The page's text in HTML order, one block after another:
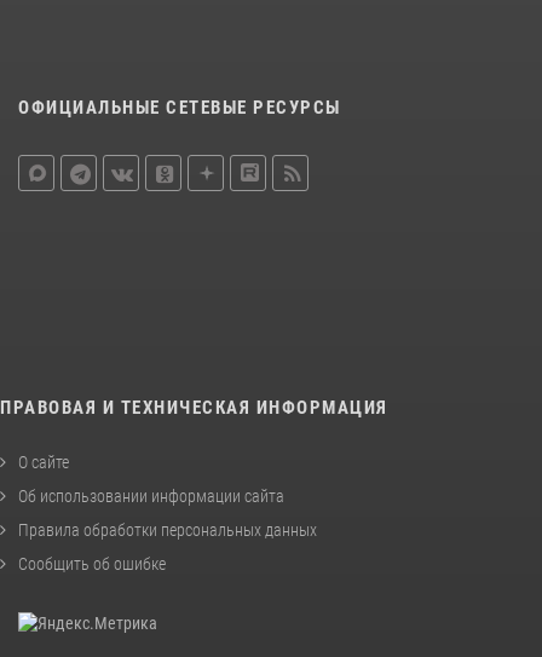
ОФИЦИАЛЬНЫЕ СЕТЕВЫЕ РЕСУРСЫ
ПРАВОВАЯ И ТЕХНИЧЕСКАЯ ИНФОРМАЦИЯ
О сайте
Об использовании информации сайта
Правила обработки персональных данных
Сообщить об ошибке